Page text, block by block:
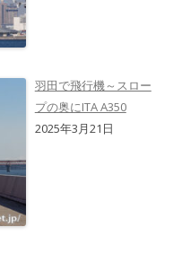
羽田で飛行機～スロー
プの奥にITA A350
2025年3月21日